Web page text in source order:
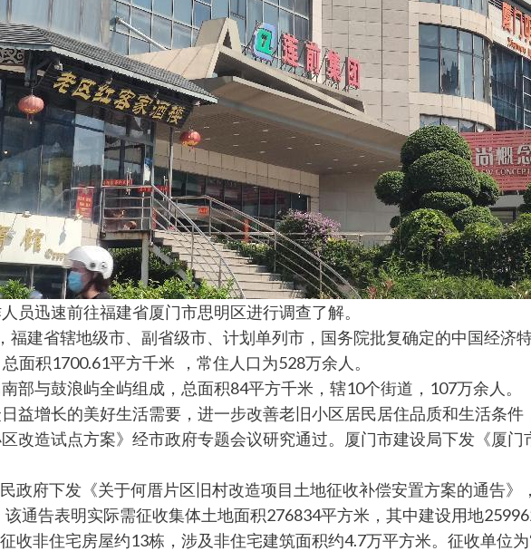
员迅速前往福建省厦门市思明区进行调查了解。
福建省辖地级市、副省级市、计划单列市，国务院批复确定的中国经济
面积1700.61平方千米 ，常住人口为528万余人。
部与鼓浪屿全屿组成，总面积84平方千米，辖10个街道，107万余人。
益增长的美好生活需要，进一步改善老旧小区居民居住品质和生活条
改造试点方案》经市政府专题会议研究通过。厦门市建设局下发《厦
政府下发《关于何厝片区旧村改造项目土地征收补偿安置方案的通告
通告表明实际需征收集体土地面积276834平方米，其中建设用地
收非住宅房屋约13栋，涉及非住宅建筑面积约4.7万平方米。征收单位